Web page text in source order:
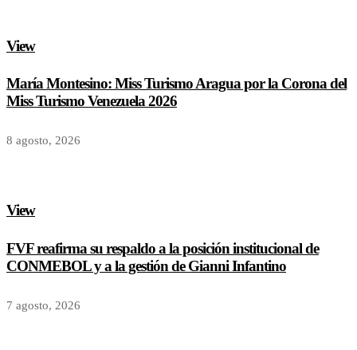
View
María Montesino: Miss Turismo Aragua por la Corona del
Miss Turismo Venezuela 2026
8 agosto, 2026
View
FVF reafirma su respaldo a la posición institucional de
CONMEBOL y a la gestión de Gianni Infantino
7 agosto, 2026